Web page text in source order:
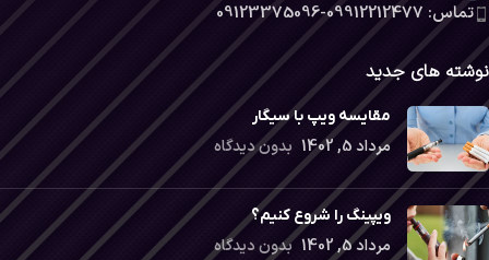
تماس: 09912212477-09123375096
نوشته های جدید
مقایسه ویپ با سیگار
مرداد 5, 1402 بدون دیدگاه
ویپینگ را شروع کنیم؟
مرداد 5, 1402 بدون دیدگاه